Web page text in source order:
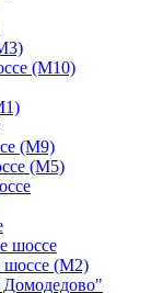
(М10)
(М9)
(М5)
шоссе
шоссе (М2)
Домодедово"